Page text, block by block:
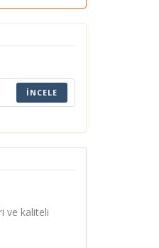
İNCELE
ve kaliteli